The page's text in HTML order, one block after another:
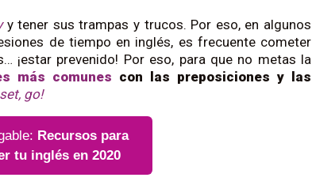
y tener sus trampas y trucos. Por eso, en algunos
de tiempo en inglés, es frecuente cometer
¡estar prevenido! Por eso, para que no metas la
más comunes con las preposiciones y las
go!
Recursos para
tu inglés en 2020